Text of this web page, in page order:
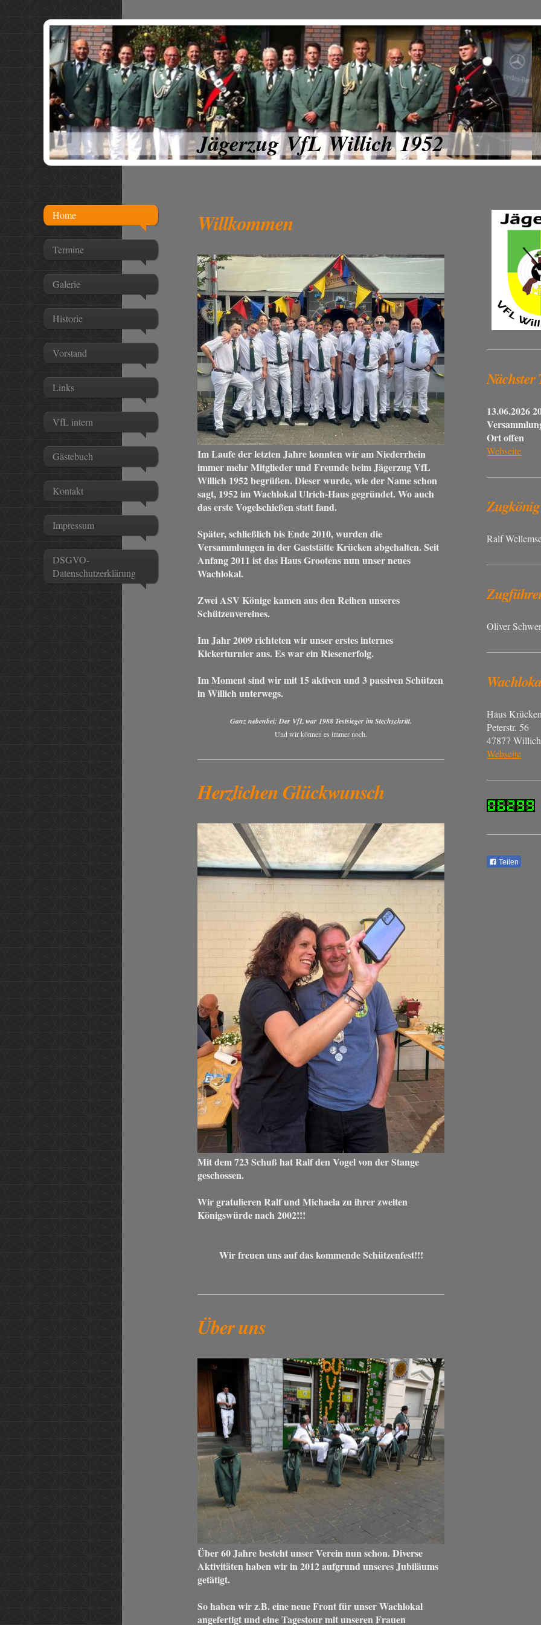
Jägerzug VfL Willich 1952
Home
Termine
Galerie
Historie
Vorstand
Links
VfL intern
Gästebuch
Kontakt
Impressum
DSGVO-
Datenschutzerklärung
Willkommen
Im Laufe der letzten Jahre konnten wir am Niederrhein
immer mehr Mitglieder und Freunde beim Jägerzug VfL
Willich 1952 begrüßen. Dieser wurde, wie der Name schon
sagt, 1952 im Wachlokal Ulrich-Haus gegründet. Wo auch
das erste Vogelschießen statt fand.
Später, schließlich bis Ende 2010, wurden die
Versammlungen in der Gaststätte Krücken abgehalten. Seit
Anfang 2011 ist das Haus Grootens nun unser neues
Wachlokal.
Zwei ASV Könige kamen aus den Reihen unseres
Schützenvereines.
Im Jahr 2009 richteten wir unser erstes internes
Kickerturnier aus. Es war ein Riesenerfolg.
Im Moment sind wir mit 15 aktiven und 3 passiven Schützen
in Willich unterwegs.
Ganz nebenbei: Der VfL war 1988 Testsieger im Stechschritt.
Und wir können es immer noch.
Herzlichen Glückwunsch
Mit dem 723 Schuß hat Ralf den Vogel von der Stange
geschossen.
Wir gratulieren Ralf und Michaela zu ihrer zweiten
Königswürde nach 2002!!!
Wir freuen uns auf das kommende Schützenfest!!!
Über uns
Über 60 Jahre besteht unser Verein nun schon. Diverse
Aktivitäten haben wir in 2012 aufgrund unseres Jubiläums
getätigt.
So haben wir z.B. eine neue Front für unser Wachlokal
angefertigt und eine Tagestour mit unseren Frauen
Nächster
13.06.2026
Ort offen
Webseite
Zugkönig
Ralf
Oliver
Haus Krücken
Peterstr. 56
47877 Willich
Webseite
Teilen